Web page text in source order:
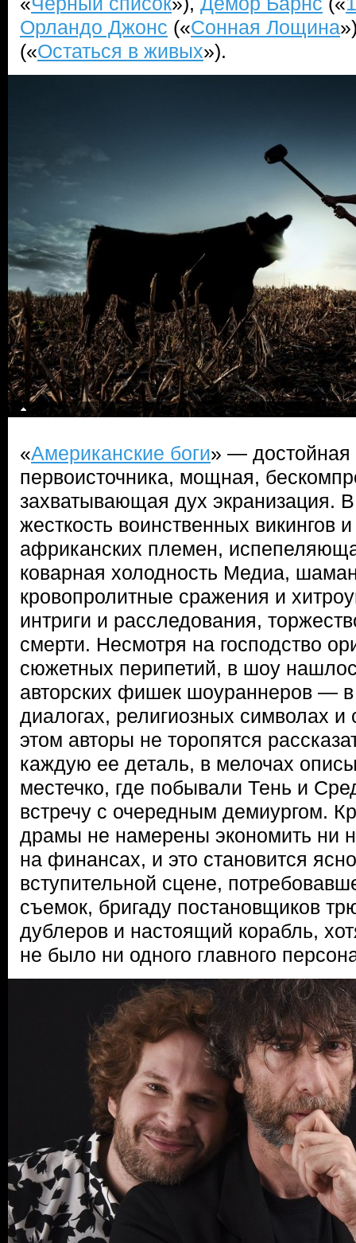
Орландо Джонс («Сонная Лощина
(«Остаться в живых»).
«Американские боги» — достойная
первоисточника, мощная,
захватывающая дух экранизация.
жесткость воинственных викингов
африканских племен,
коварная холодность Медиа,
кровопролитные сражения и
интриги и расследования,
смерти. Несмотря на господство
сюжетных перипетий, в шоу
авторских фишек шоураннеров — в
диалогах, религиозных символах и
этом авторы не торопятся
каждую ее деталь, в мелочах
местечко, где побывали Тень и
встречу с очередным демиургом.
драмы не намерены экономить ни
на финансах, и это становится
вступительной сцене,
съемок, бригаду постановщиков
дублеров и настоящий корабль,
не было ни одного главного